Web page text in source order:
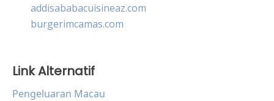
addisababacuisineaz.com
burgerimcamas.com
Link Alternatif
Pengeluaran Macau